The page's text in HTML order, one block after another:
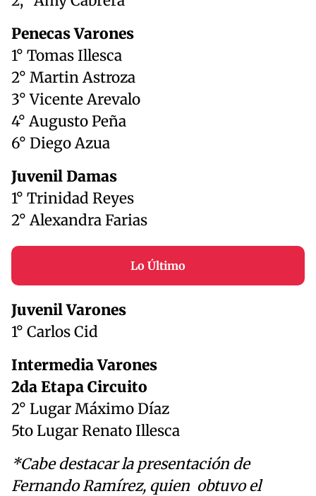
Penecas Varones
1° Tomas Illesca
2° Martin Astroza
3° Vicente Arevalo
4° Augusto Peña
6° Diego Azua
Juvenil Damas
1° Trinidad Reyes
2° Alexandra Farias
Lo Último
Juvenil Varones
1° Carlos Cid
Intermedia Varones
2da Etapa Circuito
2° Lugar Máximo Díaz
5to Lugar Renato Illesca
*Cabe destacar la presentación de
Fernando Ramírez, quien obtuvo el